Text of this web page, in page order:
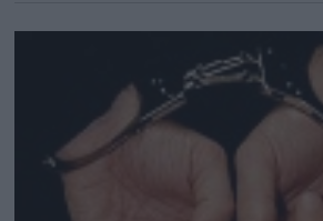
κτιριά μας, φυλακίζετε τους
χτυπάτε τις πορείες μας. Σας καίμε
τράπεζες και τις υπηρεσιες σας.
ανατρεπτικό, ριζοσπαστικό